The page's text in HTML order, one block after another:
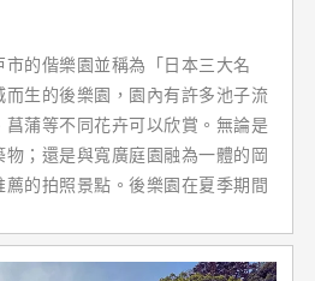
的偕樂園並稱為「日本三大名
而生的後樂園，園內有許多池子流
蒲等不同花卉可以欣賞。無論是
；還是與寬廣庭園融為一體的岡
的拍照景點。後樂園在夏季期間
不同的風情。春天賞櫻、秋天賞
園享受美麗的自然景色。